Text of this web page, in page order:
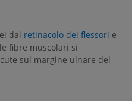
dal retinacolo dei flessori e
fibre muscolari si
sul margine ulnare del